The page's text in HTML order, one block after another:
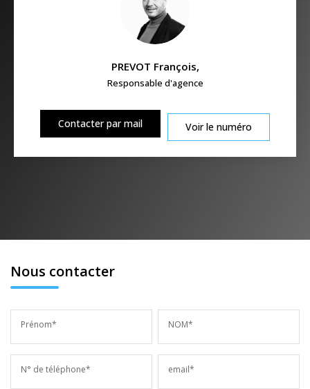
PREVOT François,
Responsable d'agence
Contacter par mail Voir le numéro
Nous contacter
Prénom* NOM*
N° de téléphone* email*